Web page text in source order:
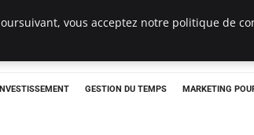
GESTION DU TEMPS MARKETING
vous acceptez notre politique de